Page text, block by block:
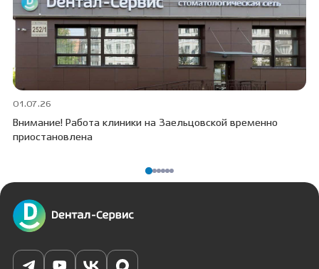
01.07.26
Внимание! Работа клиники на Заельцовской временно
приостановлена